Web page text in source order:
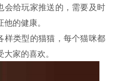
会给玩家推送的，需要及时
的健康。
样类型的猫猫，每个猫咪都
家的喜欢。